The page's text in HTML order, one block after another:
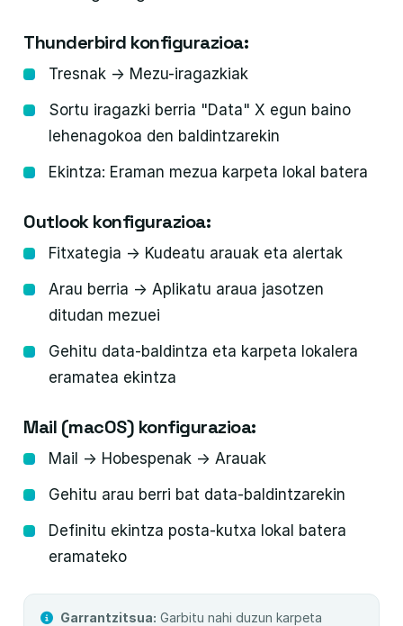
Thunderbird konfigurazioa:
Tresnak → Mezu-iragazkiak
Sortu iragazki berria "Data" X egun baino
lehenagokoa den baldintzarekin
Ekintza: Eraman mezua karpeta lokal batera
Outlook konfigurazioa:
Fitxategia → Kudeatu arauak eta alertak
Arau berria → Aplikatu araua jasotzen
ditudan mezuei
Gehitu data-baldintza eta karpeta lokalera
eramatea ekintza
Mail (macOS) konfigurazioa:
Mail → Hobespenak → Arauak
Gehitu arau berri bat data-baldintzarekin
Definitu ekintza posta-kutxa lokal batera
eramateko
Garrantzitsua: Garbitu nahi duzun karpeta